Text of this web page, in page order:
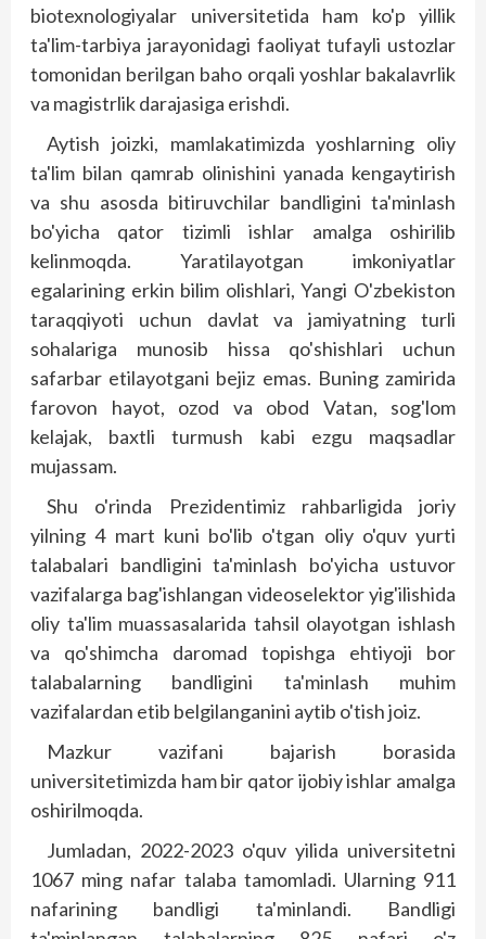
biotexnologiyalar universitetida ham ko'p yillik
ta'lim-tarbiya jarayonidagi faoliyat tufayli ustozlar
tomonidan berilgan baho orqali yoshlar bakalavrlik
va magistrlik darajasiga erishdi.
Aytish joizki, mamlakatimizda yoshlarning oliy
ta'lim bilan qamrab olinishini yanada kengaytirish
va shu asosda bitiruvchilar bandligini ta'minlash
bo'yicha qator tizimli ishlar amalga oshirilib
kelinmoqda. Yaratilayotgan imkoniyatlar
egalarining erkin bilim olish­lari, Yangi O'zbekiston
taraqqiyoti uchun davlat va jamiyatning turli
sohalariga munosib hissa qo'shishlari uchun
safarbar etilayotgani bejiz emas. Buning zamirida
farovon hayot, ozod va obod Vatan, sog'lom
kelajak, baxtli turmush kabi ezgu maqsadlar
mujassam.
Shu o'rinda Prezidentimiz rahbarligida joriy
yilning 4 mart kuni bo'lib o'tgan oliy o'quv yurti
talabalari bandligini ta'minlash bo'yicha ustuvor
vazifalarga bag'ishlangan videoselektor yig'ilishida
oliy ta'lim muassasalarida tahsil olayotgan ishlash
va qo'shimcha daromad topishga ehtiyoji bor
talabalarning bandligini ta'minlash muhim
vazifalardan etib belgilanganini aytib o'tish joiz.
Mazkur vazifani bajarish borasida
universitetimizda ham bir qator ijobiy ishlar amalga
oshirilmoqda.
Jumladan, 2022-2023 o'quv yilida universitetni
1067 ming nafar talaba tamomladi. Ularning 911
nafarining bandligi ta'minlandi. Bandligi